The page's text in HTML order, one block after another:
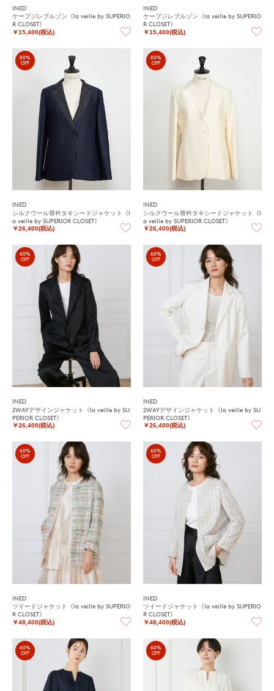
INED
ケープジレブルゾン《la veille by SUPERIO
R CLOSET》
￥15,400(税込)
INED
ケープジレブルゾン《la veille by SUPERIO
R CLOSET》
￥15,400(税込)
80%
OFF
INED
シルクウール替衿タキシードジャケット《l
a veille by SUPERIOR CLOSET》
￥26,400(税込)
80%
OFF
INED
シルクウール替衿タキシードジャケット《l
a veille by SUPERIOR CLOSET》
￥26,400(税込)
60%
OFF
INED
2WAYデザインジャケット《la veille by SU
PERIOR CLOSET》
￥26,400(税込)
60%
OFF
INED
2WAYデザインジャケット《la veille by SU
PERIOR CLOSET》
￥26,400(税込)
60%
OFF
INED
ツイードジャケット《la veille by SUPERIO
R CLOSET》
￥48,400(税込)
60%
OFF
INED
ツイードジャケット《la veille by SUPERIO
R CLOSET》
￥48,400(税込)
60%
OFF
60%
OFF